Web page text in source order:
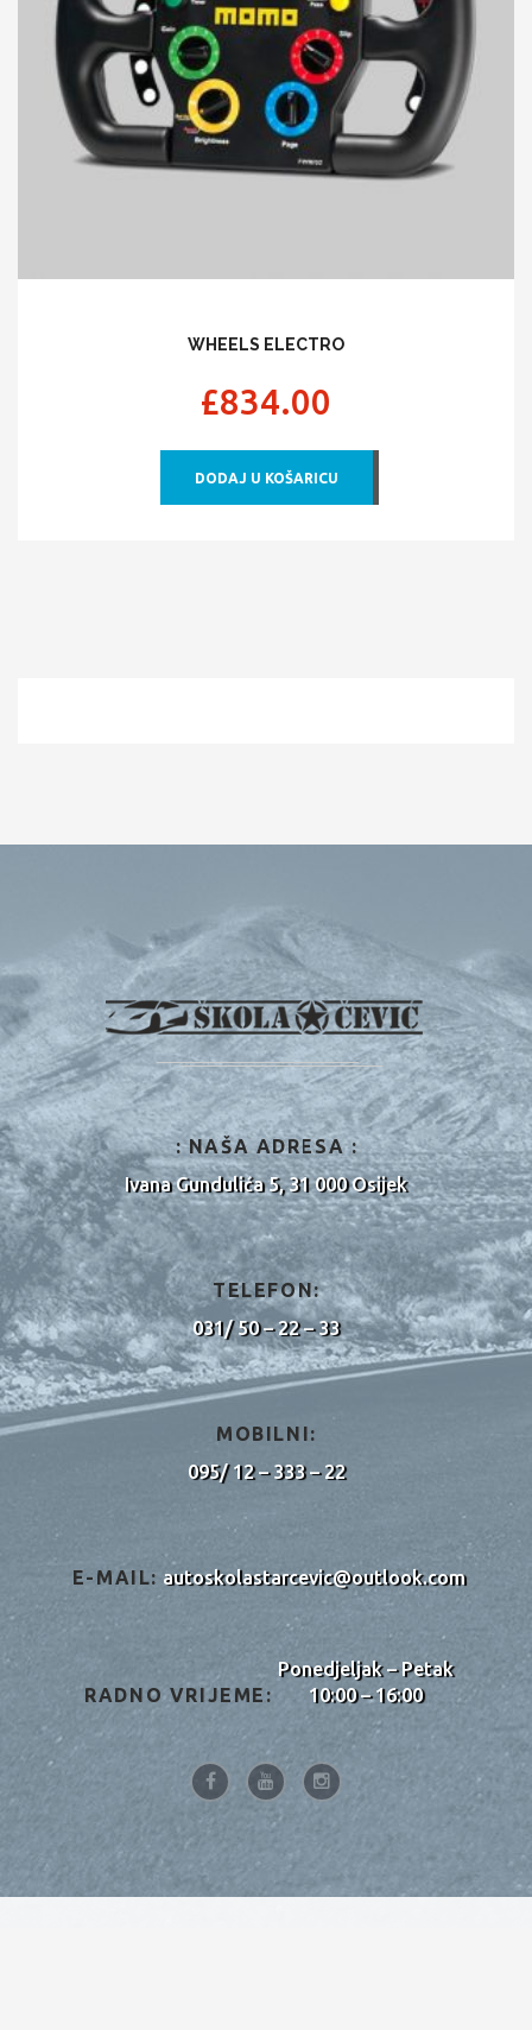
WHEELS ELECTRO
£834.00
DODAJ U KOŠARICU
: NAŠA ADRESA :
Ivana Gundulića 5, 31 000 Osijek
TELEFON:
031/ 50 – 22 – 33
MOBILNI:
095/ 12 – 333 – 22
E-MAIL: autoskolastarcevic@outlook.com
RADNO VRIJEME:
Ponedjeljak – Petak
10:00 – 16:00